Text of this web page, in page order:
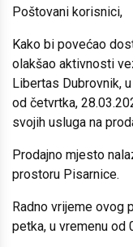
Poštovani korisnici,
Kako bi povećao
olakšao aktivnosti
Libertas Dubrovnik,
od četvrtka,
svojih usluga na
Prodajno mjesto
prostoru Pisarnice.
Radno vrijeme ovog
petka, u vremenu od